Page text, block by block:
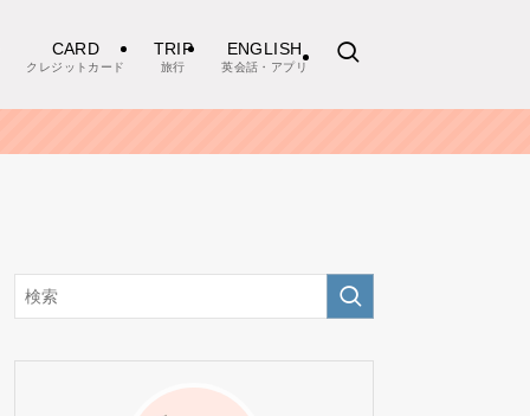
CARD
クレジットカード
TRIP
旅行
ENGLISH
英会話・アプリ